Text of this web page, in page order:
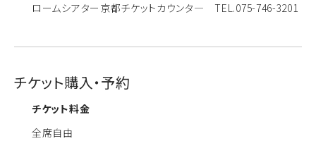
ロームシアター京都チケットカウンタ― TEL.075-746-3201
チケット購入・予約
チケット料金
全席自由